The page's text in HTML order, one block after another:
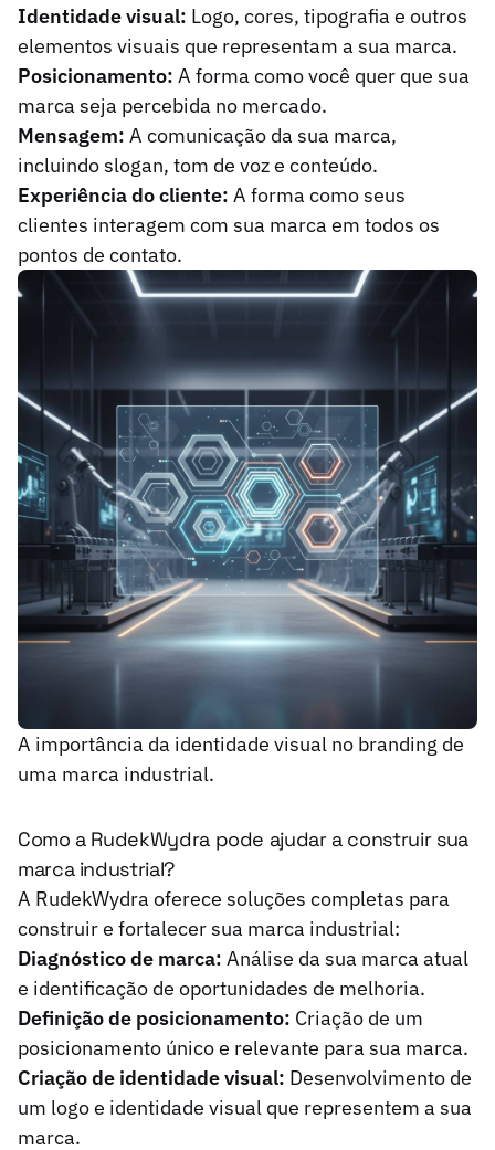
Identidade visual: Logo, cores, tipografia e outros
elementos visuais que representam a sua marca.
Posicionamento: A forma como você quer que sua
marca seja percebida no mercado.
Mensagem: A comunicação da sua marca,
incluindo slogan, tom de voz e conteúdo.
Experiência do cliente: A forma como seus
clientes interagem com sua marca em todos os
pontos de contato.
A importância da identidade visual no branding de
uma marca industrial.
Como a RudekWydra pode ajudar a construir sua
marca industrial?
A RudekWydra oferece soluções completas para
construir e fortalecer sua marca industrial:
Diagnóstico de marca: Análise da sua marca atual
e identificação de oportunidades de melhoria.
Definição de posicionamento: Criação de um
posicionamento único e relevante para sua marca.
Criação de identidade visual: Desenvolvimento de
um logo e identidade visual que representem a sua
marca.